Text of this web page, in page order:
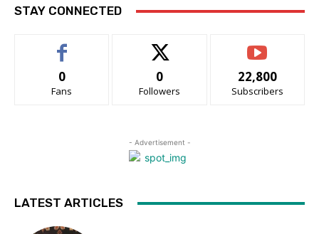
STAY CONNECTED
0
Fans
0
Followers
22,800
Subscribers
- Advertisement -
LATEST ARTICLES